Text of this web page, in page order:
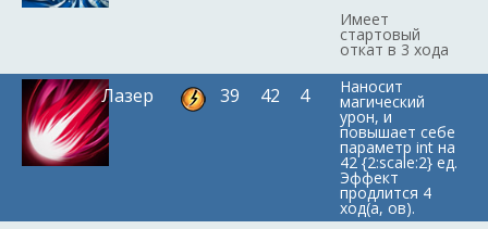
Имеет
стартовый
откат в 3 хода
Лазер 39 42 4 Наносит
магический
урон, и
повышает себе
параметр int на
42 {2:scale:2} ед.
Эффект
продлится 4
ход(а, ов).